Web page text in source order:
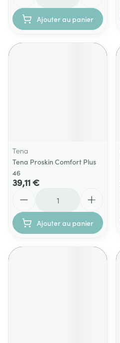
Ajouter au panier
Tena
Tena Proskin Comfort Plus
46
39,11 €
Ajouter au panier